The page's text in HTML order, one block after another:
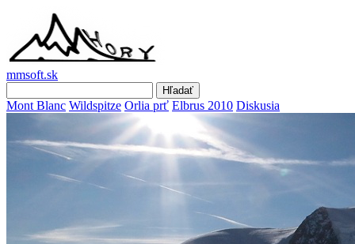
mmsoft.sk
Mont Blanc Wildspitze Orlia prť Elbrus 2010 Diskusia